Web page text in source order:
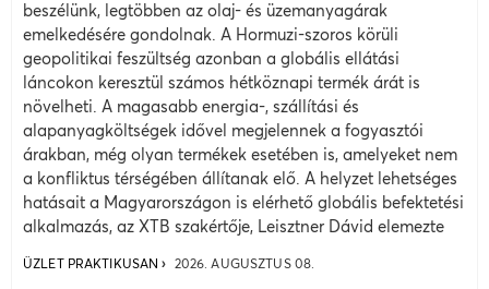
beszélünk, legtöbben az olaj- és üzemanyagárak
emelkedésére gondolnak. A Hormuzi-szoros körüli
geopolitikai feszültség azonban a globális ellátási
láncokon keresztül számos hétköznapi termék árát is
növelheti. A magasabb energia-, szállítási és
alapanyagköltségek idővel megjelennek a fogyasztói
árakban, még olyan termékek esetében is, amelyeket nem
a konfliktus térségében állítanak elő. A helyzet lehetséges
hatásait a Magyarországon is elérhető globális befektetési
alkalmazás, az XTB szakértője, Leisztner Dávid elemezte
ÜZLET PRAKTIKUSAN 2026. AUGUSZTUS 08.